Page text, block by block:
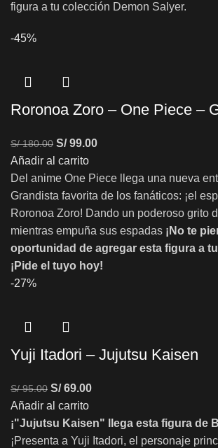
figura a tu colección Demon Salyer.
-45%
Roronoa Zoro – One Piece –
S/180.00 S/99.00
Añadir al carrito
Del anime One Piece llega una nueva
Grandista favorita de los fanáticos: ¡el
Roronoa Zoro! Dando un poderoso grito
mientras empuña sus espadas ¡No te
oportunidad de agregar esta figura a
¡Pide el tuyo hoy!
-27%
Yuji Itadori – Jujutsu Kaisen
S/95.00 S/69.00
Añadir al carrito
¡"Jujutsu Kaisen" llega esta figura de
¡Presenta a Yuji Itadori, el personaje